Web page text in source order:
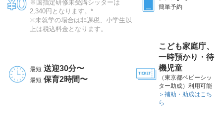
※国指定研修未受講シッターは
2,340円となります。*
※未就学の場合は非課税、小学生以
上は税込料金となります。
簡単予約
最短 送迎30分〜
最短 保育2時間〜
こども家庭庁、
一時預かり・待
機児童
（東京都ベビーシッ
ター助成）利用可能
＞補助・助成はこち
ら